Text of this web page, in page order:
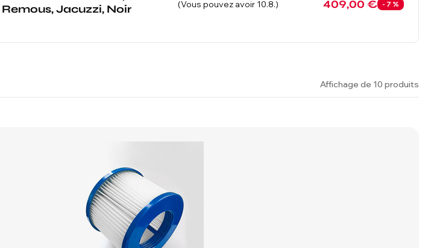
Remous, Jacuzzi, Noir
409,00 € - 7 %
(Vous pouvez avoir 10.8.)
Affichage de 10 produits